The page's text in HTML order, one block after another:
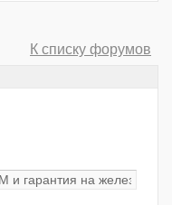
К списку форумов